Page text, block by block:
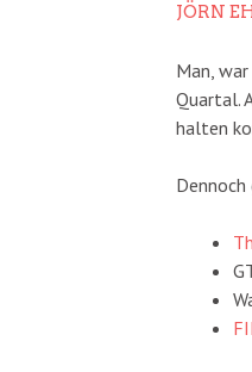
JÖRN
Man,
Quartal.
halten